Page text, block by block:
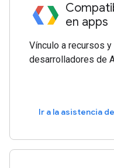
en apps
Vínculo a recursos
desarrolladores de
Ir a la asistencia